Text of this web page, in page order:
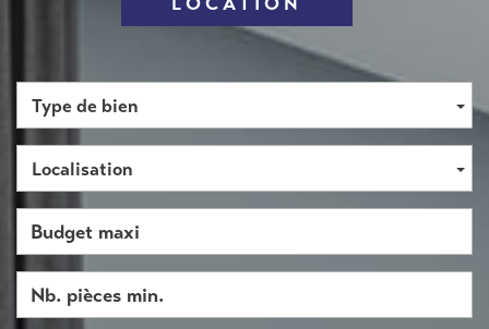
Type de bien
Localisation